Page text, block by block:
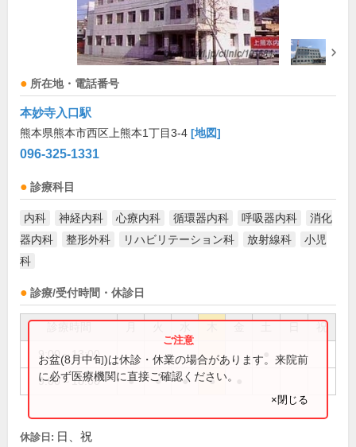
所在地・電話番号
本妙寺入口駅
熊本県熊本市西区上熊本1丁目3-4 [地図]
096-325-1331
診療科目
内科 神経内科 心療内科 循環器内科 呼吸器内科
消化
器内科
整形外科 リハビリテーション科 放射線科
小児
科
診療/受付時間・休診日
祝
9:00～13:00
9:00～18:00 ● ● ● ●
お盆(8月中旬)は休診・休業の場合があります。来院前
に必ず医療機関に直接ご確認ください。
×閉じる
休診日: 日、祝